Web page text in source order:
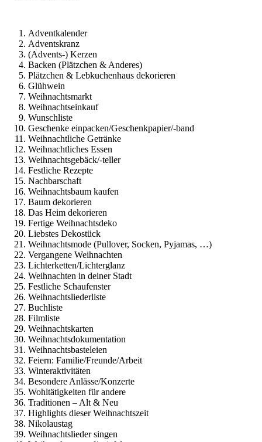
Adventkalender
Adventskranz
(Advents-) Kerzen
Backen (Plätzchen & Anderes)
Plätzchen & Lebkuchenhaus dekorieren
Glühwein
Weihnachtsmarkt
Weihnachtseinkauf
Wunschliste
Geschenke einpacken/Geschenkpapier/-band
Weihnachtliche Getränke
Weihnachtliches Essen
Weihnachtsgebäck/-teller
Festliche Rezepte
Nachbarschaft
Weihnachtsbaum kaufen
Baum dekorieren
Das Heim dekorieren
Fertige Weihnachtsdeko
Liebstes Dekostück
Weihnachtsmode (Pullover, Socken, Pyjamas, …)
Vergangene Weihnachten
Lichterketten/Lichterglanz
Weihnachten in deiner Stadt
Festliche Schaufenster
Weihnachtsliederliste
Buchliste
Filmliste
Weihnachtskarten
Weihnachtsdokumentation
Weihnachtsbasteleien
Feiern: Familie/Freunde/Arbeit
Winteraktivitäten
Besondere Anlässe/Konzerte
Wohltätigkeiten für andere
Traditionen – Alt & Neu
Highlights dieser Weihnachtszeit
Nikolaustag
Weihnachtslieder singen